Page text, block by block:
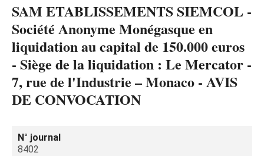
SAM ETABLISSEMENTS SIEMCOL -
Société Anonyme Monégasque en
liquidation au capital de 150.000 euros
- Siège de la liquidation : Le Mercator -
7, rue de l'Industrie – Monaco - AVIS
DE CONVOCATION
N° journal
8402